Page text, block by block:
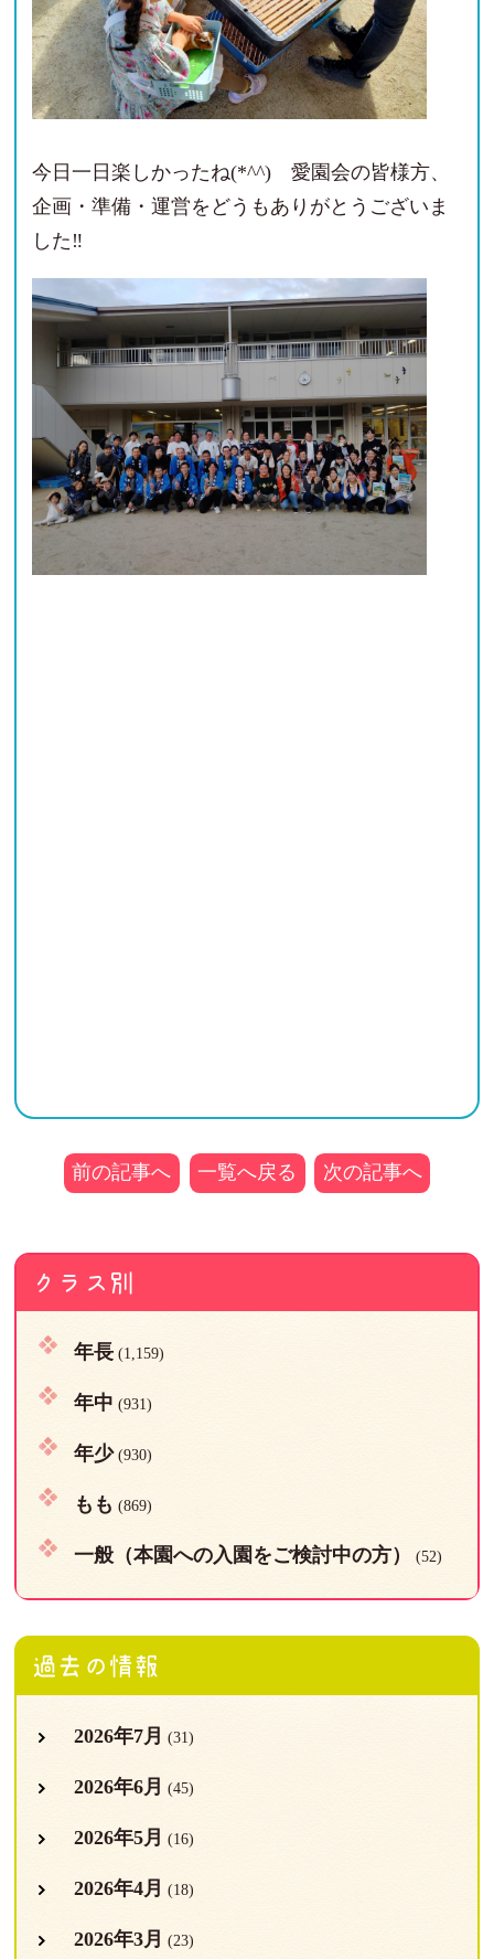
今日一日楽しかったね(*^^) 愛園会の皆様方、
企画・準備・運営をどうもありがとうございま
した‼
前の記事へ 一覧へ戻る 次の記事へ
クラス別
年長(1,159)
年中 (931)
年少(930)
もも (869)
一般（本園への入園をご検討中の方） (52)
過去の情報
2026年7月 (31)
2026年6月 (45)
2026年5月 (16)
2026年4月 (18)
2026年3月 (23)